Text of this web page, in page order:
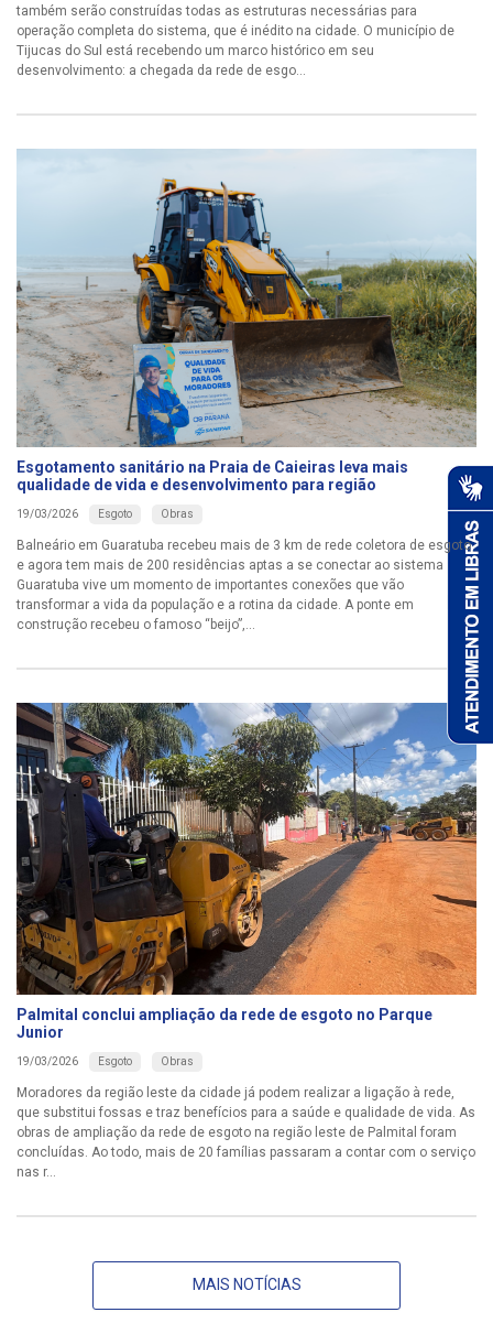
também serão construídas todas as estruturas necessárias para
operação completa do sistema, que é inédito na cidade. O município de
Tijucas do Sul está recebendo um marco histórico em seu
desenvolvimento: a chegada da rede de esgo...
Esgotamento sanitário na Praia de Caieiras leva mais
qualidade de vida e desenvolvimento para região
19/03/2026 Esgoto Obras
Balneário em Guaratuba recebeu mais de 3 km de rede coletora de esgoto
e agora tem mais de 200 residências aptas a se conectar ao sistema
Guaratuba vive um momento de importantes conexões que vão
transformar a vida da população e a rotina da cidade. A ponte em
construção recebeu o famoso “beijo”,...
Palmital conclui ampliação da rede de esgoto no Parque
Junior
19/03/2026 Esgoto Obras
Moradores da região leste da cidade já podem realizar a ligação à rede,
que substitui fossas e traz benefícios para a saúde e qualidade de vida. As
obras de ampliação da rede de esgoto na região leste de Palmital foram
concluídas. Ao todo, mais de 20 famílias passaram a contar com o serviço
nas r...
MAIS NOTÍCIAS